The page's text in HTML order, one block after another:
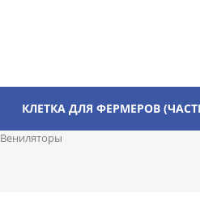
КЛЕТКА ДЛЯ ФЕРМЕРОВ
Вениляторы